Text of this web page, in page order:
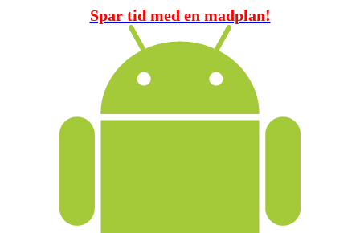
Spar tid med en madplan!